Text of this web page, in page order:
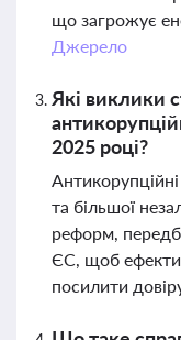
що загрожує
Джерело
Які виклики
2025 році?
та більшої
реформ,
ЄС, щоб
посилити